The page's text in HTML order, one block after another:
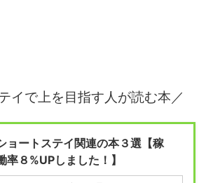
イで上を目指す人が読む本／
ョートステイ関連の本３選【稼
率８%UPしました！】